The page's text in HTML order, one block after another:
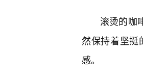
滚烫的咖
然保持着坚挺
感。